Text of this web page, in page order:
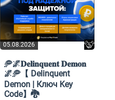
05.08.2026
🥏🌌𝐃𝐞𝐥𝐢𝐧𝐪𝐮𝐞𝐧𝐭 𝐃𝐞𝐦𝐨𝐧
🌌🥏【 Delinquent
Demon | Ключ Key
Code】🐉